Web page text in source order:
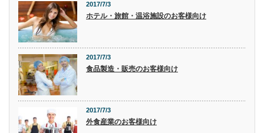
2017/7/3
ホテル・旅館・温浴施設のお客様向け
2017/7/3
食品製造・販売のお客様向け
2017/7/3
外食産業のお客様向け